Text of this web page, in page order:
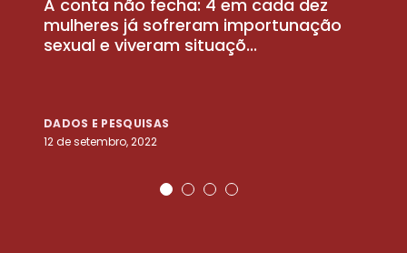
A conta não fecha: 4 em cada dez
mulheres já sofreram importunação
sexual e viveram situaçõ...
DADOS E PESQUISAS
12 de setembro, 2022